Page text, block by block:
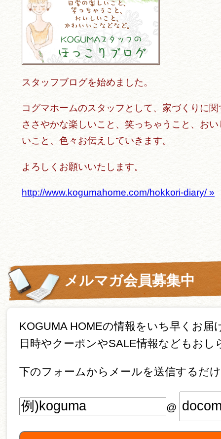
スタッフブログを始めました。
コグマホームのスタッフとして、家づくりに
ささやかな楽しいこと、笑っちゃうこと、お
いこと、色々お伝えしていきます。
よろしくお願いいたします。
http://www.kogumahome.com/hokkori-diary/ »
メルマガ会員募集中
KOGUMA HOMEの情報をいち早くお届
日時やクーポンやSALE情報などもおし
下のフォームからメールを送信するだ
@